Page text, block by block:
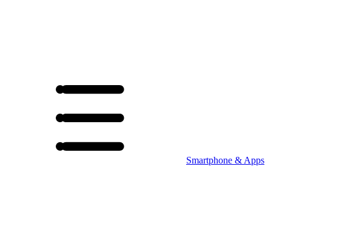
Smartphone & Apps